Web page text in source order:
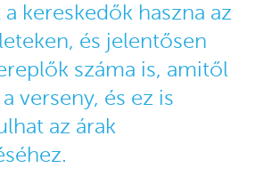
kereskedők haszna az
és jelentősen
száma is, amitől
verseny, és ez is
az árak